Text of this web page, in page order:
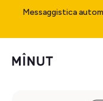
Messaggistica